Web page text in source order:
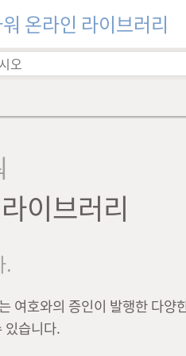
온라인 라이브러리
이브러리
.
여호와의 증인이 발행한 다양
있습니다.